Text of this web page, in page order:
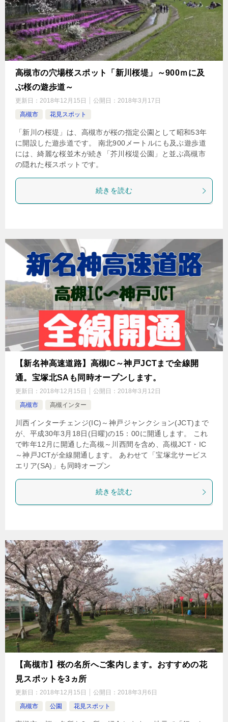
高槻市の穴場桜スポット「新川桜堤」～900ｍに及
ぶ桜の遊歩道～
更新日： 2018年12月15日 公開日： 2018年3月17日
高槻市
花見スポット
「新川の桜堤」は、高槻市が桜の指定公園として昭和53年
に開設した遊歩道です。 南北900メートルにも及ぶ遊歩道
には、綺麗な桜並木が続き「芥川桜堤公園」と並ぶ高槻市
の隠れた桜スポットです。
続きを読む
【新名神高速道路】高槻IC～神戸JCTまで全線開
通。宝塚北SAも同時オープンします。
更新日： 2018年12月15日 公開日： 2018年3月12日
高槻市
高槻インター
川西インターチェンジ(IC)～神戸ジャンクション(JCT)まで
が、平成30年3月18日(日曜)の15：00に開通します。 これ
で昨年12月に開通した高槻～川西間を含め、高槻JCT・IC
～神戸JCTが全線開通します。 あわせて「宝塚北サービス
エリア(SA)」も同時オープン
続きを読む
【高槻市】桜の名所へご案内します。おすすめの花
見スポットを3ヵ所
更新日： 2018年12月15日 公開日： 2018年3月6日
高槻市
公園 花見スポット